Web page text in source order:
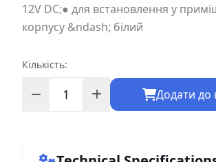
12V DC;● для встановлення у
корпусу &ndash; білий
Кількість:
Додати до